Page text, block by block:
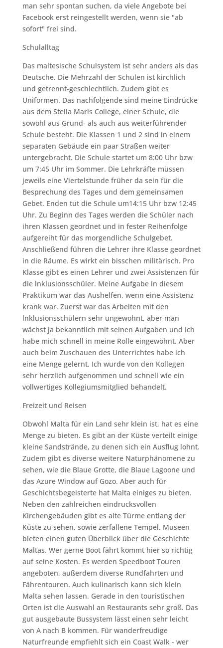
man sehr spontan suchen, da viele Angebote bei
Facebook erst reingestellt werden, wenn sie "ab
sofort" frei sind.
Schulalltag
Das maltesische Schulsystem ist sehr anders als das
Deutsche. Die Mehrzahl der Schulen ist kirchlich
und getrennt-geschlechtlich. Zudem gibt es
Uniformen. Das nachfolgende sind meine Eindrücke
aus dem Stella Maris College, einer Schule, die
sowohl aus Grund- als auch aus weiterführender
Schule besteht. Die Klassen 1 und 2 sind in einem
separaten Gebäude ein paar Straßen weiter
untergebracht. Die Schule startet um 8:00 Uhr bzw
um 7:45 Uhr im Sommer. Die Lehrkräfte müssen
jeweils eine Viertelstunde früher da sein für die
Besprechung des Tages und dem gemeinsamen
Gebet. Enden tut die Schule um14:15 Uhr bzw 12:45
Uhr. Zu Beginn des Tages werden die Schüler nach
ihren Klassen geordnet und in fester Reihenfolge
aufgereiht für das morgendliche Schulgebet.
Anschließend führen die Lehrer ihre Klasse geordnet
in die Räume. Es wirkt ein bisschen militärisch. Pro
Klasse gibt es einen Lehrer und zwei Assistenzen für
die lnklusionsschüler. Meine Aufgabe in diesem
Praktikum war das Aushelfen, wenn eine Assistenz
krank war. Zuerst war das Arbeiten mit den
lnklusionsschülern sehr ungewohnt, aber man
wächst ja bekanntlich mit seinen Aufgaben und ich
habe mich schnell in meine Rolle eingewöhnt. Aber
auch beim Zuschauen des Unterrichtes habe ich
eine Menge gelernt. Ich wurde von den Kollegen
sehr herzlich aufgenommen und schnell wie ein
vollwertiges Kollegiumsmitglied behandelt.
Freizeit und Reisen
Obwohl Malta für ein Land sehr klein ist, hat es eine
Menge zu bieten. Es gibt an der Küste verteilt einige
kleine Sandstrände, zu denen sich ein Ausflug lohnt.
Zudem gibt es diverse weitere Naturphänomene zu
sehen, wie die Blaue Grotte, die Blaue Lagoone und
das Azure Window auf Gozo. Aber auch für
Geschichtsbegeisterte hat Malta einiges zu bieten.
Neben den zahlreichen eindrucksvollen
Kirchengebäuden gibt es alte Türme entlang der
Küste zu sehen, sowie zerfallene Tempel. Museen
bieten einen guten Überblick über die Geschichte
Maltas. Wer gerne Boot fährt kommt hier so richtig
auf seine Kosten. Es werden Speedboot Touren
angeboten, außerdem diverse Rundfahrten und
Fährentouren. Auch kulinarisch kann sich klein
Malta sehen lassen. Gerade in den touristischen
Orten ist die Auswahl an Restaurants sehr groß. Das
gut ausgebaute Bussystem lässt einen sehr leicht
von A nach B kommen. Für wanderfreudige
Naturfreunde empfiehlt sich ein Coast Walk - wer